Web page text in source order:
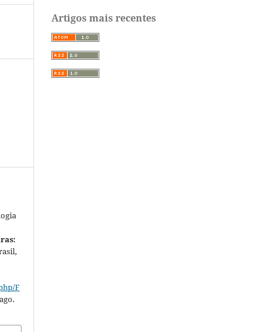
F
Artigos mais recentes